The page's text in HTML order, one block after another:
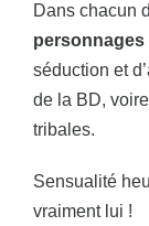
Dans chacun
séduction et
de la BD,
tribales.
Sensualité
vraiment lui !